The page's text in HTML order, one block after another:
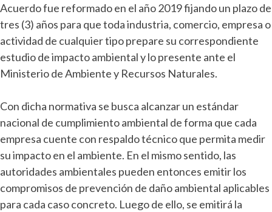
Acuerdo fue reformado en el año 2019 fijando un plazo de
tres (3) años para que toda industria, comercio, empresa o
actividad de cualquier tipo prepare su correspondiente
estudio de impacto ambiental y lo presente ante el
Ministerio de Ambiente y Recursos Naturales.
Con dicha normativa se busca alcanzar un estándar
nacional de cumplimiento ambiental de forma que cada
empresa cuente con respaldo técnico que permita medir
su impacto en el ambiente. En el mismo sentido, las
autoridades ambientales pueden entonces emitir los
compromisos de prevención de daño ambiental aplicables
para cada caso concreto. Luego de ello, se emitirá la